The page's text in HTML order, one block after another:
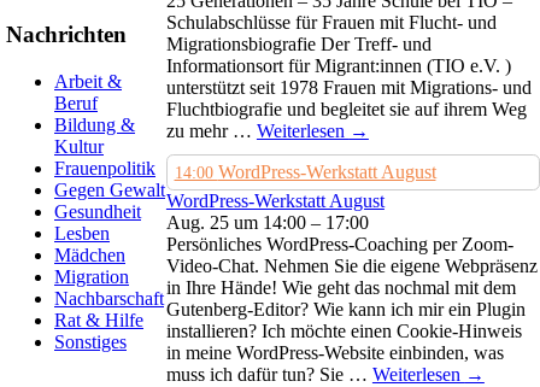
Schulabschlüsse für Frauen mit Flucht- und
Migrationsbiografie Der Treff- und
Informationsort für Migrant:innen (TIO e.V. )
unterstützt seit 1978 Frauen mit Migrations- und
Fluchtbiografie und begleitet sie auf ihrem Weg
zu mehr … Weiterlesen →
14:00 WordPress-Werkstatt August
WordPress-Werkstatt August
Aug. 25 um 14:00 – 17:00
Persönliches WordPress-Coaching per Zoom-
Video-Chat. Nehmen Sie die eigene Webpräsenz
in Ihre Hände! Wie geht das nochmal mit dem
Gutenberg-Editor? Wie kann ich mir ein Plugin
installieren? Ich möchte einen Cookie-Hinweis
in meine WordPress-Website einbinden, was
muss ich dafür tun? Sie … Weiterlesen →
Nachrichten
Arbeit &
Beruf
Bildung &
Kultur
Frauenpolitik
Gegen Gewalt
Gesundheit
Lesben
Mädchen
Migration
Nachbarschaft
Rat & Hilfe
Sonstiges